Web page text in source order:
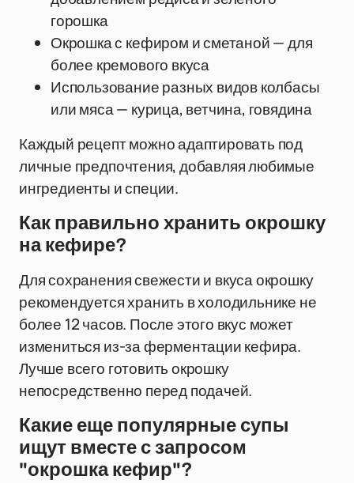
горошка
Окрошка с кефиром и сметаной — для
более кремового вкуса
Использование разных видов колбасы
или мяса — курица, ветчина, говядина
Каждый рецепт можно адаптировать под
личные предпочтения, добавляя любимые
ингредиенты и специи.
Как правильно хранить окрошку
на кефире?
Для сохранения свежести и вкуса окрошку
рекомендуется хранить в холодильнике не
более 12 часов. После этого вкус может
измениться из-за ферментации кефира.
Лучше всего готовить окрошку
непосредственно перед подачей.
Какие еще популярные супы
ищут вместе с запросом
"окрошка кефир"?